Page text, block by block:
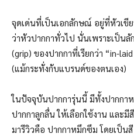
จุดเด่นที่เป็นเอกลักษณ์ อยู่ที่หัวเ
ว่าหัวปากกาทั่วไป นั่นเพราะเป็น
(grip) ของปากกาที่เรียกว่า “in-
(แม้กระทั่งกับแบรนด์ของตนเอง)
ในปัจจุบันปากการุ่นนี้ มีทั้งปากกา
ปากกาลูกลื่น ให้เลือกใช้งาน และ
มารีวิวคือ ปากกาหมึกซึม โดยเป็น